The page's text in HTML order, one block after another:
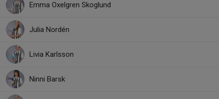
Emma Oxelgren Skoglund
Julia Nordén
Livia Karlsson
Ninni Barsk